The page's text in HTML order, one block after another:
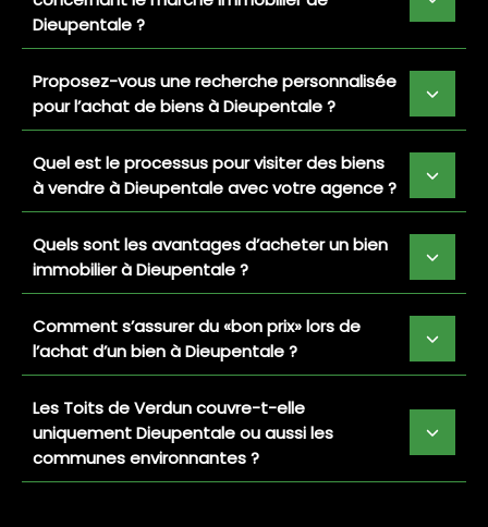
Dieupentale ?
Proposez-vous une recherche personnalisée
pour l’achat de biens à Dieupentale ?
Quel est le processus pour visiter des biens
à vendre à Dieupentale avec votre agence ?
Quels sont les avantages d’acheter un bien
immobilier à Dieupentale ?
Comment s’assurer du «bon prix» lors de
l’achat d’un bien à Dieupentale ?
Les Toits de Verdun couvre-t-elle
uniquement Dieupentale ou aussi les
communes environnantes ?